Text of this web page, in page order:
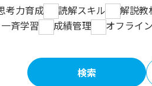
考力育成 読解スキル 解説教
斉学習 成績管理 オフライ